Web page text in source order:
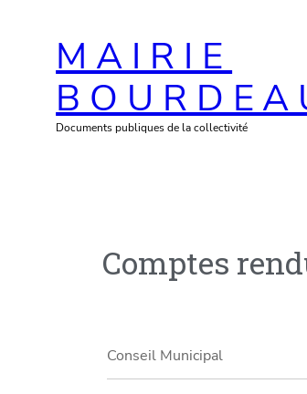
MAIRIE
Documents publiques de la collectivité
Comptes
Conseil Municipal